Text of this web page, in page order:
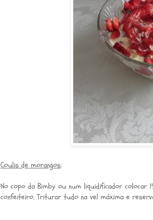
Coulis de morangos:
No copo da Bimby ou num liquidificador colocar
confeiteiro. Triturar tudo na vel máxima e